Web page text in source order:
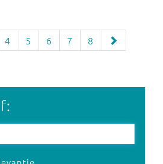
4 5 6 7 8